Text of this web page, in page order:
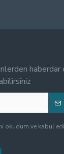
haberdar
okudum ve kabul